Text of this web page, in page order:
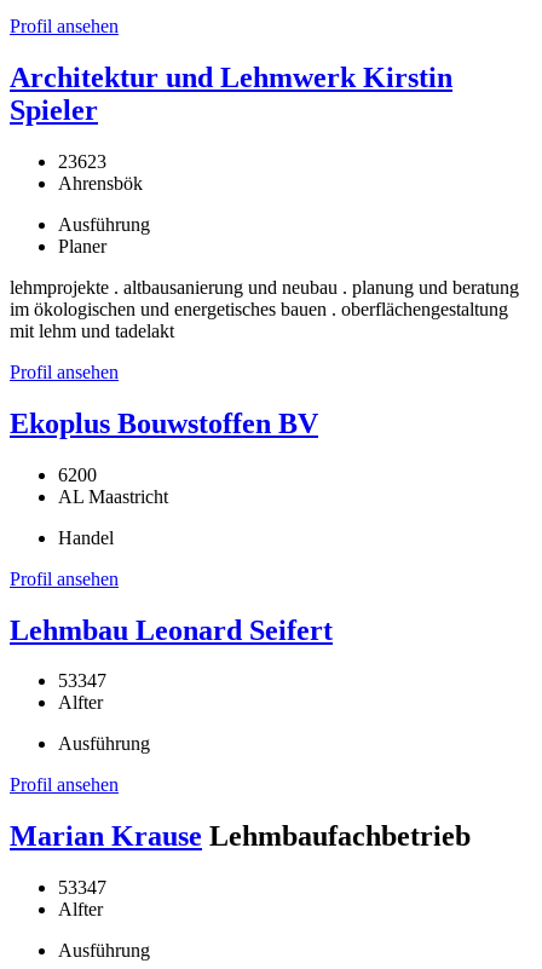
Profil ansehen
Architektur und Lehmwerk Kirstin
Spieler
23623
Ahrensbök
Ausführung
Planer
lehmprojekte . altbausanierung und neubau . planung und beratung
im ökologischen und energetisches bauen . oberflächengestaltung
mit lehm und tadelakt
Profil ansehen
Ekoplus Bouwstoffen BV
6200
AL Maastricht
Handel
Profil ansehen
Lehmbau Leonard Seifert
53347
Alfter
Ausführung
Profil ansehen
Marian Krause Lehmbaufachbetrieb
53347
Alfter
Ausführung